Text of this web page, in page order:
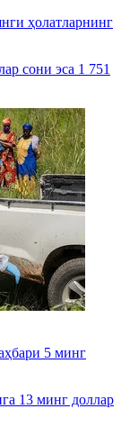
ҳолатларнинг
сони эса 1 751
5 минг
13 минг доллар